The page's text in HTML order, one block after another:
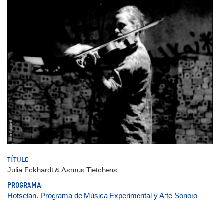
TÍTULO:
Julia Eckhardt & Asmus Tietchens
PROGRAMA:
Hotsetan. Programa de Música Experimental y Arte Sonoro